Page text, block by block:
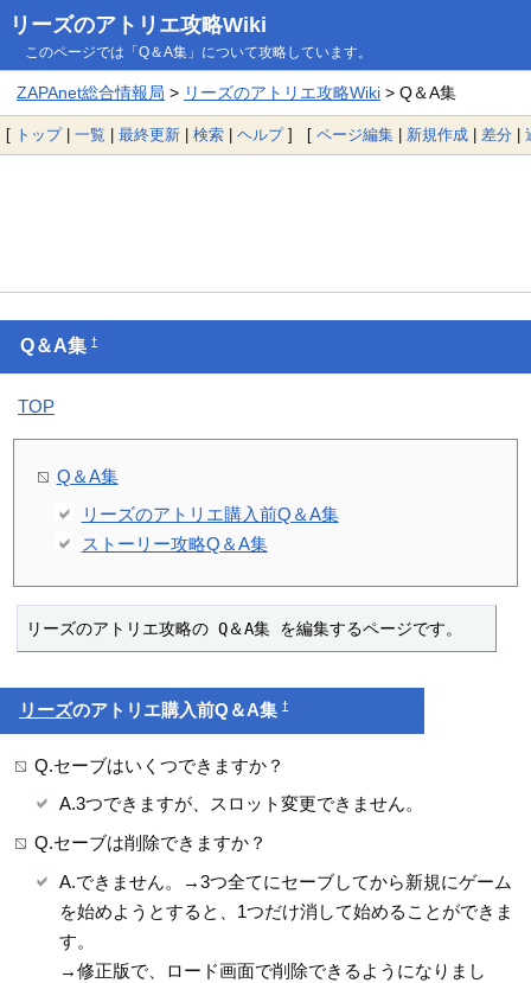
リーズのアトリエ攻略Wiki
このページでは「Q＆A集」について攻略しています。
ZAPAnet総合情報局 > リーズのアトリエ攻略Wiki> Q＆A集
[ トップ| 一覧 | 最終更新 | 検索 | ヘルプ] [ ページ編集 | 新規作成 | 差分 |
Q＆A集†
TOP
Q＆A集
リーズのアトリエ購入前Q＆A集
ストーリー攻略Q＆A集
リーズのアトリエ攻略の Q＆A集 を編集するページです。
リーズのアトリエ購入前Q＆A集†
Q.セーブはいくつできますか？
A.3つできますが、スロット変更できません。
Q.セーブは削除できますか？
A.できません。→3つ全てにセーブしてから新規にゲーム
を始めようとすると、1つだけ消して始めることができま
す。
→修正版で、ロード画面で削除できるようになりまし